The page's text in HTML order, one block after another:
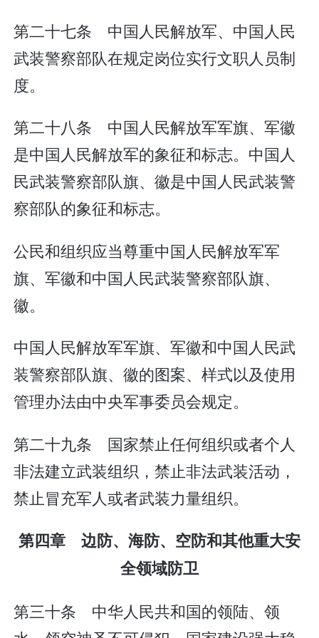
第二十七条 中国人民解放军、中国人民
武装警察部队在规定岗位实行文职人员制
度。
第二十八条 中国人民解放军军旗、军徽
是中国人民解放军的象征和标志。中国人
民武装警察部队旗、徽是中国人民武装警
察部队的象征和标志。
公民和组织应当尊重中国人民解放军军
旗、军徽和中国人民武装警察部队旗、
徽。
中国人民解放军军旗、军徽和中国人民武
装警察部队旗、徽的图案、样式以及使用
管理办法由中央军事委员会规定。
第二十九条 国家禁止任何组织或者个人
非法建立武装组织，禁止非法武装活动，
禁止冒充军人或者武装力量组织。
第四章 边防、海防、空防和其他重大安
全领域防卫
第三十条 中华人民共和国的领陆、领